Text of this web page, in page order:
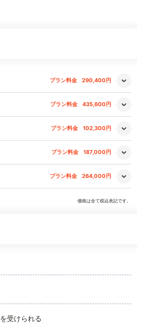
プラン料金 290,400円
プラン料金 435,600円
プラン料金 102,300円
プラン料金 187,000円
プラン料金 264,000円
価格は全て税込表記です。
受けられる